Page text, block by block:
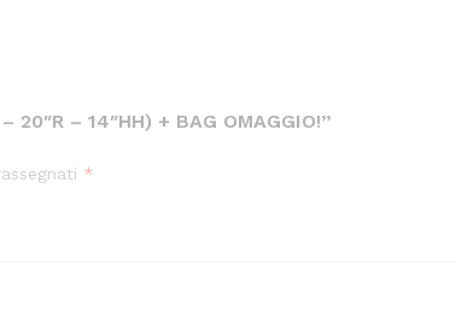
20″R – 14″HH) + BAG OMAGGIO!”
*